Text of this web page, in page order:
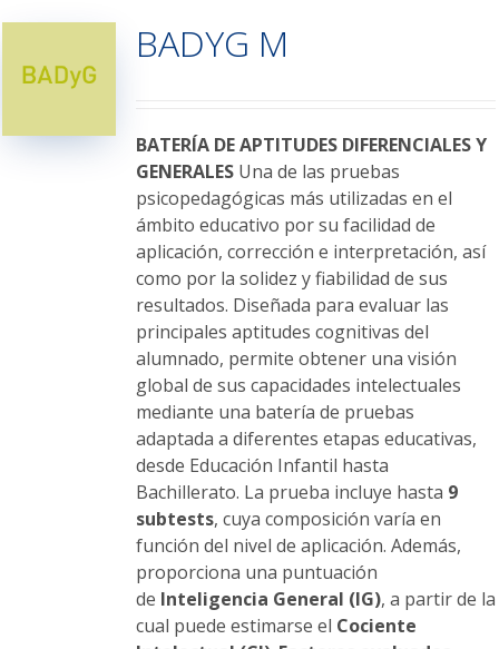
Las
opciones
elegir
en
la
página
de
producto
BADYG M
BATERÍA DE APTITUDES DIFERENCIALES Y
GENERALESUna de las pruebas
psicopedagógicas más utilizadas en el
ámbito educativo por su facilidad de
aplicación, corrección e interpretación, así
como por la solidez y fiabilidad de sus
resultados. Diseñada para evaluar las
principales aptitudes cognitivas del
alumnado, permite obtener una visión
global de sus capacidades intelectuales
mediante una batería de pruebas
adaptada a diferentes etapas educativas,
desde Educación Infantil hasta
Bachillerato. La prueba incluye hasta 9
subtests, cuya composición varía en
función del nivel de aplicación. Además,
proporciona una puntuación
de Inteligencia General (IG), a partir de la
cual puede estimarse el Cociente